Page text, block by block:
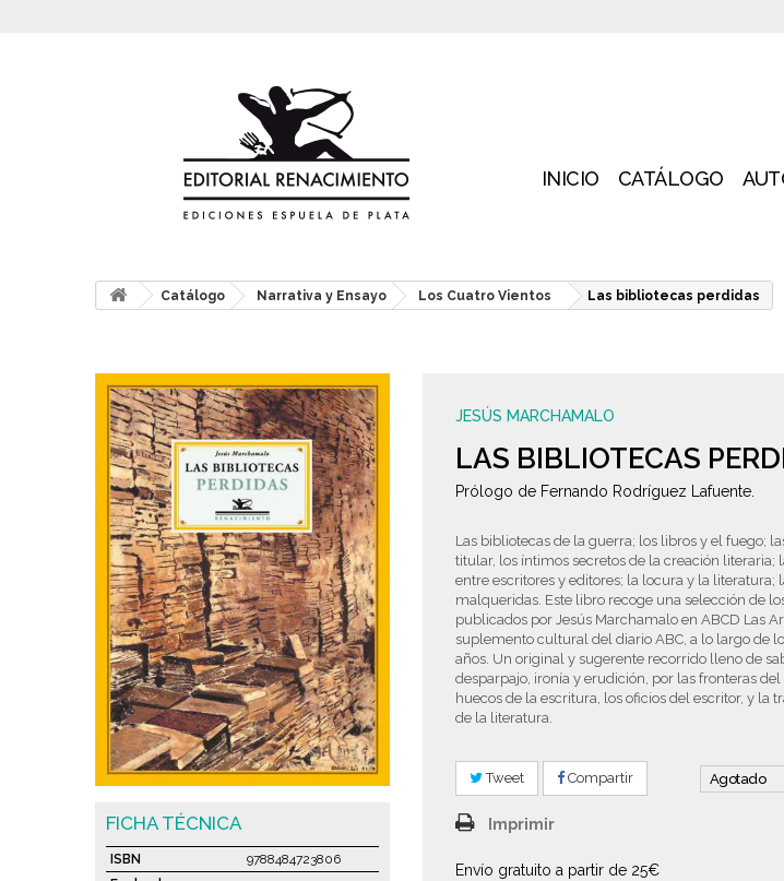
INICIO CATÁLOGO
Catálogo Narrativa y Ensayo Los Cuatro Vientos Las bibliotecas perdidas
JESÚS MARCHAMALO
LAS BIBLIOTECAS
Prólogo de Fernando Rodríguez Lafuente.
Las bibliotecas de la guerra; los libros y el fuego;
titular, los íntimos secretos de la creación literaria;
entre escritores y editores; la locura y la literatura;
malqueridas. Este libro recoge una selección de
publicados por Jesús Marchamalo en ABCD Las
suplemento cultural del diario ABC, a lo largo de
años. Un original y sugerente recorrido lleno de
desparpajo, ironía y erudición, por las fronteras
huecos de la escritura, los oficios del escritor, y la
de la literatura.
Tweet Compartir
Imprimir
Envío gratuito a partir de 25€
Agotado
FICHA TÉCNICA
ISBN
9788484723806